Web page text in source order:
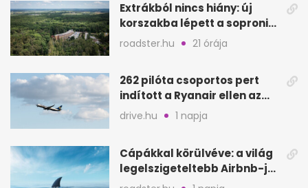
Extrákból nincs hiány: új
korszakba lépett a soproni
Fagus Hotel
roadster.hu 21 órája
262 pilóta csoportos pert
indított a Ryanair ellen az
Egyesült Királyságban
drive.hu 1 napja
Cápákkal körülvéve: a világ
legelszigeteltebb Airbnb-je
a nyílt tengeren